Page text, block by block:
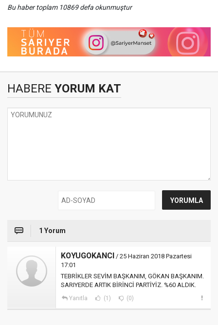
Bu haber toplam 10869 defa okunmuştur
HABERE YORUM KAT
1 Yorum
KOYUGOKANCI / 25 Haziran 2018 Pazartesi
17:01
TEBRİKLER SEVİM BAŞKANIM, GÖKAN BAŞKANIM.
SARIYERDE ARTIK BİRİNCİ PARTİYİZ. %60 ALDIK.
Yanıtla (1) (0)